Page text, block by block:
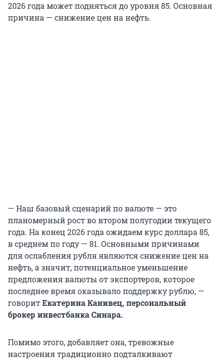
2026 года может подняться до уровня 85. Основная
причина — снижение цен на нефть.
— Наш базовый сценарий по валюте — это
планомерный рост во втором полугодии текущего
года. На конец 2026 года ожидаем курс доллара 85,
в среднем по году — 81. Основными причинами
для ослабления рубля являются снижение цен на
нефть, а значит, потенциальное уменьшение
предложения валюты от экспортеров, которое
последнее время оказывало поддержку рублю, —
говоритЕкатерина Канивец, персональный
брокер инвестбанка Синара.
Помимо этого, добавляет она, тревожные
настроения традиционно подталкивают